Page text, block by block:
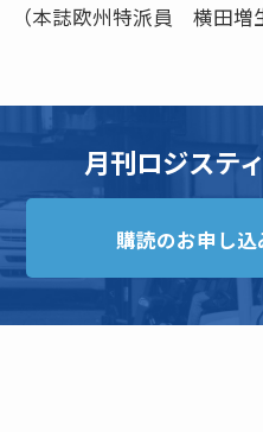
（本誌欧州特派員 横田増
月刊ロジステ
購読のお申し